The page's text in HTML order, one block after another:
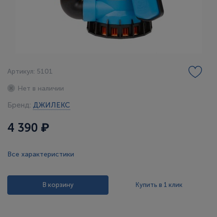
Артикул: 5101
Нет в наличии
Бренд: ДЖИЛЕКС
4 390 ₽
Все характеристики
В корзину Купить в 1 клик